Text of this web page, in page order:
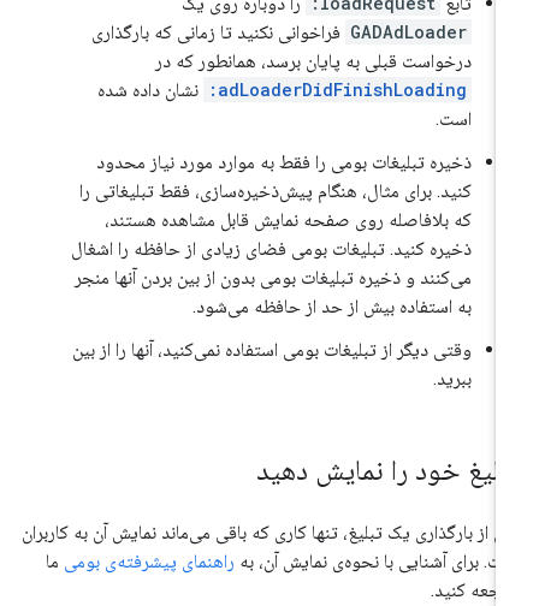
GADAdLoader فراخوانی نکنید تا زمانی که بارگذاری
درخواست قبلی به پایان برسد، همانطور که در
adLoaderDidFinishLoading:
نشان داده شده
است.
ذخیره تبلیغات بومی را فقط به موارد مورد نیاز محدود
کنید. برای مثال، هنگام پیش‌ذخیره‌سازی، فقط تبلیغاتی را
که بلافاصله روی صفحه نمایش قابل مشاهده هستند،
ذخیره کنید. تبلیغات بومی فضای زیادی از حافظه را اشغال
می‌کنند و ذخیره تبلیغات بومی بدون از بین بردن آنها منجر
به استفاده بیش از حد از حافظه می‌شود.
وقتی دیگر از تبلیغات بومی استفاده نمی‌کنید، آنها را از بین
ببرید.
خود را نمایش دهید
از بارگذاری یک تبلیغ، تنها کاری که باقی می‌ماند نمایش آن به کاربران
برای آشنایی با نحوه‌ی نمایش آن، بهراهنمای پیشرفته‌ی بومیما
کنید.